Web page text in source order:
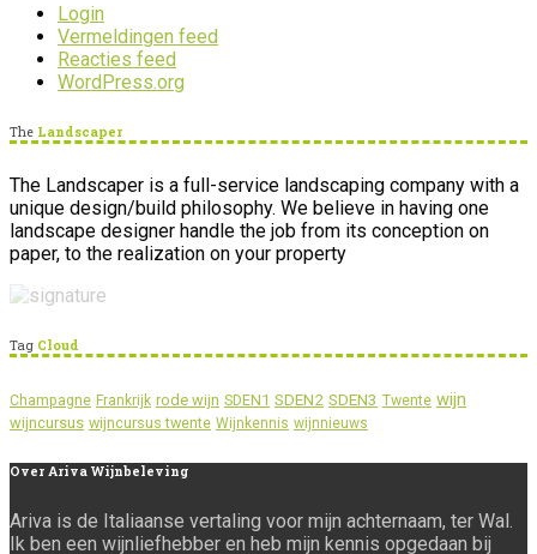
Login
Vermeldingen feed
Reacties feed
WordPress.org
The Landscaper
The Landscaper is a full-service landscaping company with a
unique design/build philosophy. We believe in having one
landscape designer handle the job from its conception on
paper, to the realization on your property
Tag Cloud
Champagne Frankrijk rode wijn SDEN1 SDEN2 SDEN3 Twente wijn
wijncursus wijncursus twente Wijnkennis wijnnieuws
Over Ariva Wijnbeleving
Ariva is de Italiaanse vertaling voor mijn achternaam, ter Wal.
Ik ben een wijnliefhebber en heb mijn kennis opgedaan bij